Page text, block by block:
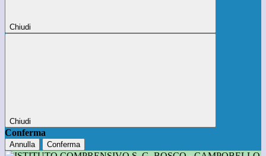
Chiudi
Chiudi
Conferma
Annulla Conferma